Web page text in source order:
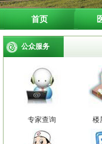
首页
公众服务
专家查询 楼